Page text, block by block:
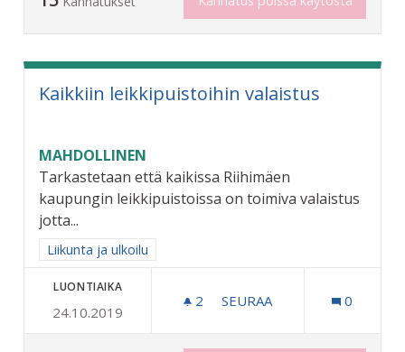
Kaikkiin leikkipuistoihin valaistus
MAHDOLLINEN
Tarkastetaan että kaikissa Riihimäen
kaupungin leikkipuistoissa on toimiva valaistus
jotta...
Rajaa tulokset aihepiirin mukaan: Liikunta ja ulkoilu
Liikunta ja ulkoilu
LUONTIAIKA
24.10.2019
2 2 SEURAAJAA
SEURAA 0